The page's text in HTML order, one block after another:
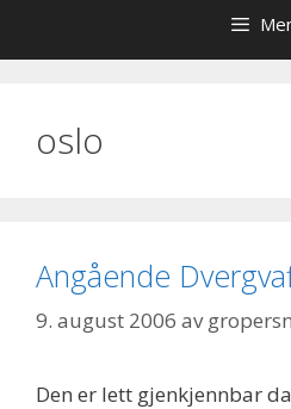
oslo
Angående
9. august 2006 av
Den er lett gjenkjennbar